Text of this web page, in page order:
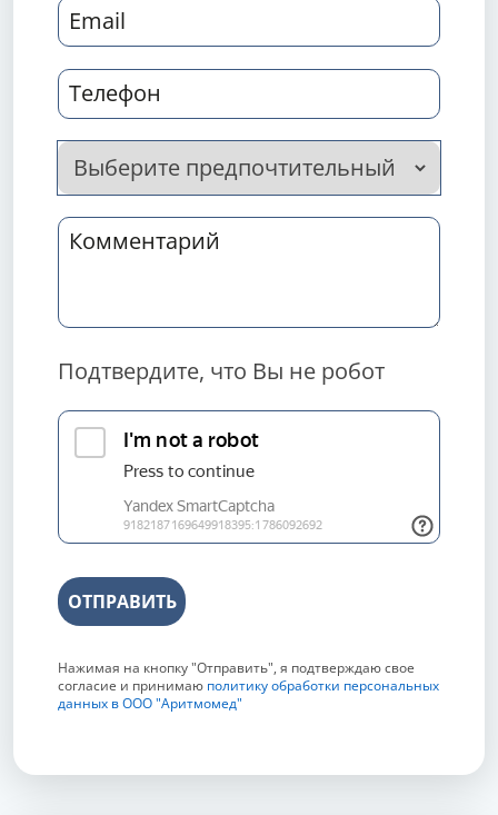
Подтвердите, что Вы не робот
ОТПРАВИТЬ
Нажимая на кнопку "Отправить", я подтверждаю свое
согласие и принимаю политику обработки персональных
данных в ООО "Аритмомед"